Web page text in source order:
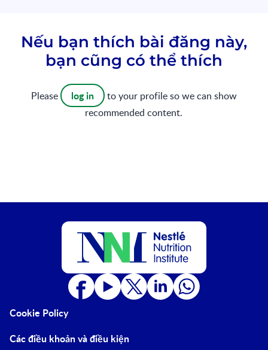
Nếu bạn thích bài đăng này,
bạn cũng có thể thích
Please log in
to your profile so we can show
recommended content.
Cookie Policy
Các điều khoản và điều kiện